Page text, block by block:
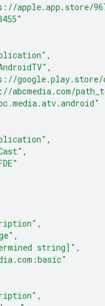
apple.app.store/
,
,
google.play.store/
abcmedia.com/
,
,
,
,
string]" ,
,